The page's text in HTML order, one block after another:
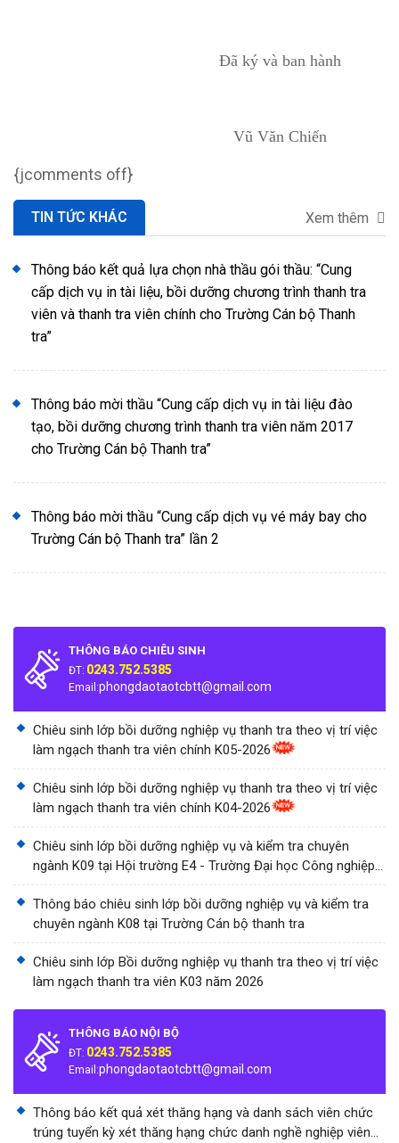
Đã ký và ban hành
Vũ Văn Chiến
{jcomments off}
TIN TỨC KHÁC Xem thêm
Thông báo kết quả lựa chọn nhà thầu gói thầu: “Cung
cấp dịch vụ in tài liệu, bồi dưỡng chương trình thanh tra
viên và thanh tra viên chính cho Trường Cán bộ Thanh
tra”
Thông báo mời thầu “Cung cấp dịch vụ in tài liệu đào
tạo, bồi dưỡng chương trình thanh tra viên năm 2017
cho Trường Cán bộ Thanh tra”
Thông báo mời thầu “Cung cấp dịch vụ vé máy bay cho
Trường Cán bộ Thanh tra” lần 2
THÔNG BÁO CHIÊU SINH
ĐT: 0243.752.5385
Email:phongdaotaotcbtt@gmail.com
Chiêu sinh lớp bồi dưỡng nghiệp vụ thanh tra theo vị trí việc
làm ngạch thanh tra viên chính K05-2026
Chiêu sinh lớp bồi dưỡng nghiệp vụ thanh tra theo vị trí việc
làm ngạch thanh tra viên chính K04-2026
Chiêu sinh lớp bồi dưỡng nghiệp vụ và kiểm tra chuyên
ngành K09 tại Hội trường E4 - Trường Đại học Công nghiệp
Thành phố Hồ Chí Minh
Thông báo chiêu sinh lớp bồi dưỡng nghiệp vụ và kiểm tra
chuyên ngành K08 tại Trường Cán bộ thanh tra
Chiêu sinh lớp Bồi dưỡng nghiệp vụ thanh tra theo vị trí việc
làm ngạch thanh tra viên K03 năm 2026
THÔNG BÁO NỘI BỘ
ĐT: 0243.752.5385
Email:phongdaotaotcbtt@gmail.com
Thông báo kết quả xét thăng hạng và danh sách viên chức
trúng tuyển kỳ xét thăng hạng chức danh nghề nghiệp viên